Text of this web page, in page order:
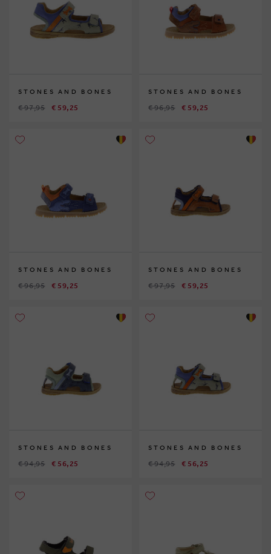
STONES AND BONES
€ 97,95 € 59,25
STONES AND BONES
€ 96,95 € 59,25
STONES AND BONES
€ 96,95 € 59,25
STONES AND BONES
€ 97,95 € 59,25
STONES AND BONES
€ 94,95 € 56,25
STONES AND BONES
€ 94,95 € 56,25